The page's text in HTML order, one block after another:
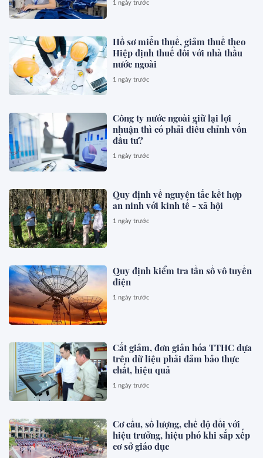
1 ngày trước
Hồ sơ miễn thuế, giảm thuế theo
Hiệp định thuế đối với nhà thầu
nước ngoài
1 ngày trước
Công ty nước ngoài giữ lại lợi
nhuận thì có phải điều chỉnh vốn
đầu tư?
1 ngày trước
Quy định về nguyên tắc kết hợp
an ninh với kinh tế - xã hội
1 ngày trước
Quy định kiểm tra tần số vô tuyến
điện
1 ngày trước
Cắt giảm, đơn giản hóa TTHC dựa
trên dữ liệu phải đảm bảo thực
chất, hiệu quả
1 ngày trước
Cơ cấu, số lượng, chế độ đối với
hiệu trưởng, hiệu phó khi sắp xếp
cơ sở giáo dục